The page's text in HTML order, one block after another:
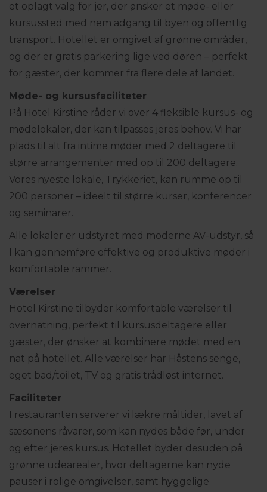
et oplagt valg for jer, der ønsker et møde- eller
kursussted med nem adgang til byen og offentlig
transport. Hotellet er omgivet af grønne områder,
og der er gratis parkering lige ved døren – perfekt
for gæster, der kommer fra flere dele af landet.
Møde- og kursusfaciliteter
På Hotel Kirstine råder vi over 4 fleksible kursus- og
mødelokaler, der kan tilpasses jeres behov. Vi har
plads til alt fra intime møder med 2 deltagere til
større arrangementer med op til 200 deltagere.
Vores nyeste lokale, Trykkeriet, kan rumme op til
200 personer – ideelt til større kurser, konferencer
og seminarer.
Alle lokaler er udstyret med moderne AV-udstyr, så
I kan gennemføre effektive og produktive møder i
komfortable rammer.
Værelser
Hotel Kirstine tilbyder komfortable værelser til
overnatning, perfekt til kursusdeltagere eller
gæster, der ønsker at kombinere mødet med en
nat på hotellet. Alle værelser har Håstens senge,
eget bad/toilet, TV og gratis trådløst internet.
Faciliteter
I restauranten serverer vi lækre måltider, lavet af
sæsonens råvarer, som kan nydes både før, under
og efter jeres kursus. Hotellet byder desuden på
grønne udearealer, hvor deltagerne kan nyde
pauser i rolige omgivelser, samt hyggelige